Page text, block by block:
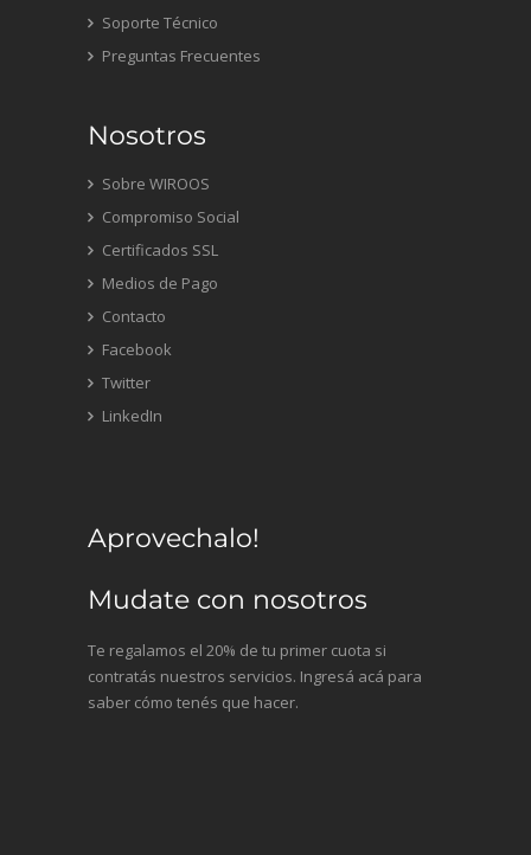
Soporte Técnico
Preguntas Frecuentes
Nosotros
Sobre WIROOS
Compromiso Social
Certificados SSL
Medios de Pago
Contacto
Facebook
Twitter
LinkedIn
Aprovechalo!
Mudate con nosotros
Te regalamos el 20% de tu primer cuota si
contratás nuestros servicios. Ingresá acá para
saber cómo tenés que hacer.